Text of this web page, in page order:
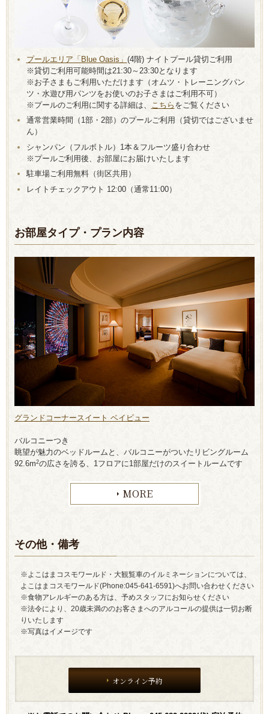
プールエリア「Blue Oasis」 (4階) ナイトプール貸切ご利用
※貸切ご利用可能時間は21:30～23:30となります
※お子さまもご利用いただけます（オムツ・トレーニングパン
ツ・水遊び用パンツをお使いのお子さまはご利用不可）
※プールのご利用に関する詳細は、
こちら をご覧ください
通常営業時間（1部・2部）のプールご利用（貸切ではございませ
ん）
シャンパン（フルボトル）1本＆フルーツ盛り合わせ
※プールご利用後、お部屋にお届けいたします
駐車場ご利用無料（街区共用）
レイトチェックアウト 12:00（通常11:00）
お部屋タイプ・プラン内容
グランドコーナースイート ベイビュー
バルコニーつき
眺望が魅力のベッドルームと、バルコニーがついたリビングルーム
92.6m2の広さを誇る、1フロアに1部屋だけのスイートルームです
MORE
その他・備考
※よこはまコスモワールド・大観覧車のイルミネーションについては、
よこはまコスモワールド(Phone:045-641-6591)へお問い合わせください
※食物アレルギーのある方は、予めスタッフにお知らせください
※法令により、20歳未満ののお客さまへのアルコールの提供は一切お断
りいたします
※写真はイメージです
オンライン予約